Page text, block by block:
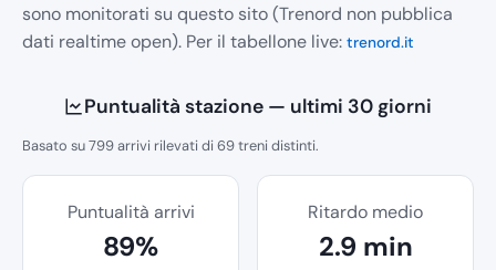
sono monitorati su questo sito (Trenord non pubblica
dati realtime open). Per il tabellone live: trenord.it
Puntualità stazione — ultimi 30 giorni
Basato su 799 arrivi rilevati di 69 treni distinti.
Puntualità arrivi
89%
Ritardo medio
2.9 min